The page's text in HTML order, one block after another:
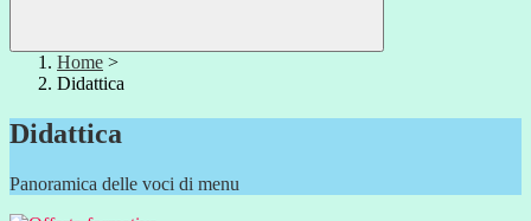
Home >
Didattica
Didattica
Panoramica delle voci di menu